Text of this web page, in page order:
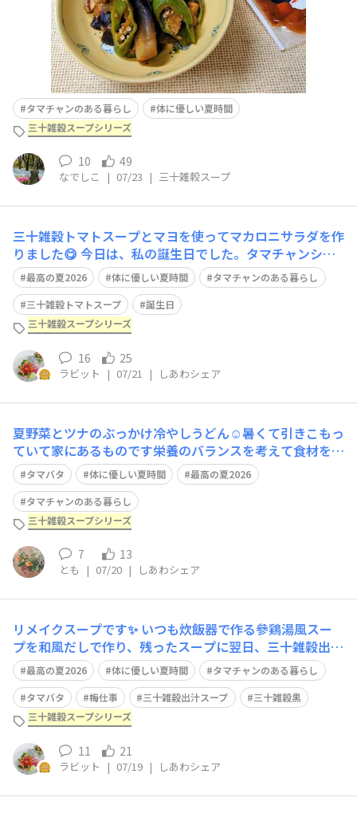
タマチャンのある暮らし
体に優しい夏時間
三十雑穀スープシリーズ
10 49
なでしこ | 07/23 | 三十雑穀スープ
三十雑穀トマトスープとマヨを使ってマカロニサラダを作
りました😋 今日は、私の誕生日でした。タマチャンショ
ップの皆さんから、素敵なメッセージを頂き😭 素敵なサ
プライズをありがとうございました💕 主人が北海道に行
く前に、日本橋のラペ🇫🇷さんでお祝いしてもらいました
😋恒例の手描きのバースディープレート
最高の夏2026 体に優しい夏時間
タマチャンのある暮らし
三十雑穀トマトスープ
誕生日
三十雑穀スープシリーズ
16 25
ラビット | 07/21 | しあわシェア
夏野菜とツナのぶっかけ冷やしうどん☺️暑くて引きこもっ
ていて家にあるものです栄養のバランスを考えて食材を選
びました一皿でなんとかなっているといいなと願ってます
写真はだしかける前に撮ってました🙏三十雑穀出汁スープ
とめんつゆをブレンドするのがお気に入りです♪
タマバタ 体に優しい夏時間
最高の夏2026
タマチャンのある暮らし
三十雑穀スープシリーズ
7 13
とも | 07/20 | しあわシェア
リメイクスープです✨ いつも炊飯器で作る參鶏湯風スー
プを和風だしで作り、残ったスープに翌日、三十雑穀出汁
スープを大さじ1入れてリメイクしました😋 （炊飯器でス
ープを作る時に、三十雑穀黒を大さじ1いれてます） 多め
に作ると何度もリメイク出来て便利です😋 タマバタの願
いごとが1つ叶いました🎋 3ヶ
最高の夏2026 体に優しい夏時間
タマチャンのある暮らし
タマバタ
梅仕事 三十雑穀出汁スープ
三十雑穀黒
三十雑穀スープシリーズ
11 21
ラビット | 07/19 | しあわシェア